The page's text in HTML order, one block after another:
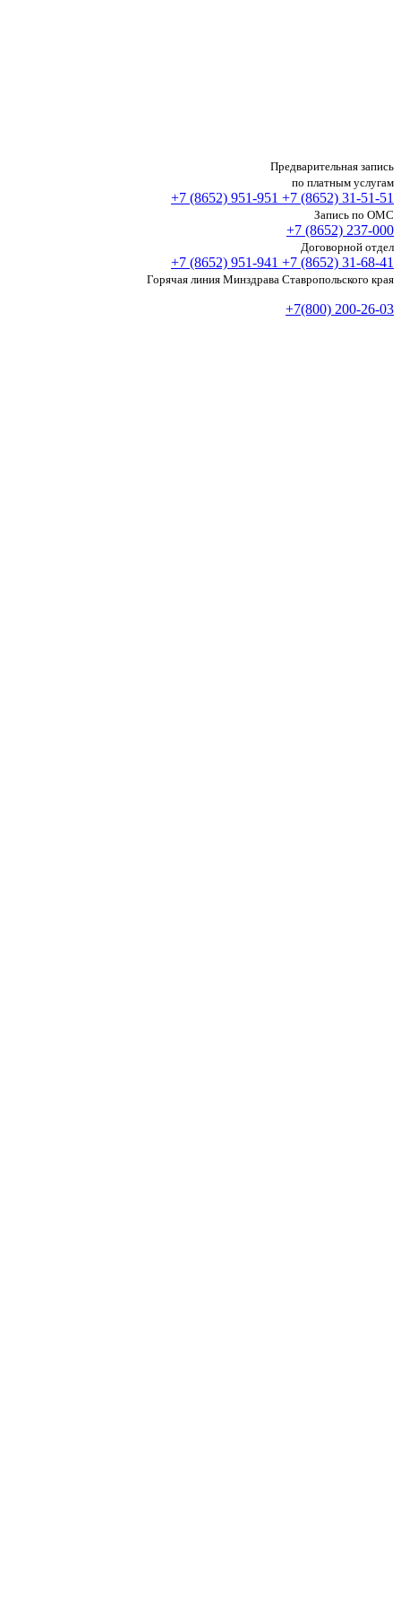
Предварительная запись
по платным услугам
+7 (8652) 951-951 +7 (8652) 31-51-51
Запись по ОМС
+7 (8652) 237-000
Договорной отдел
+7 (8652) 951-941 +7 (8652) 31-68-41
Горячая линия Минздрава Ставропольского края
+7(800) 200-26-03